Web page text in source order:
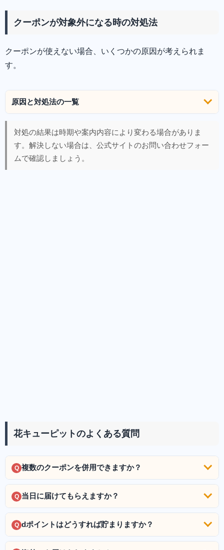
クーポンが対象外になる時の対処法
クーポンが使えない場合、いくつかの原因が考えられま
す。
原因と対処法の一覧
対処の結果は時期や案内内容により変わる場合がありま
す。解決しない場合は、公式サイトのお問い合わせフォー
ムで確認しましょう。
花キューピットのよくある質問
Q 複数のクーポンを併用できますか？
Q 当日に届けてもらえますか？
Q dポイントはどうすれば貯まりますか？